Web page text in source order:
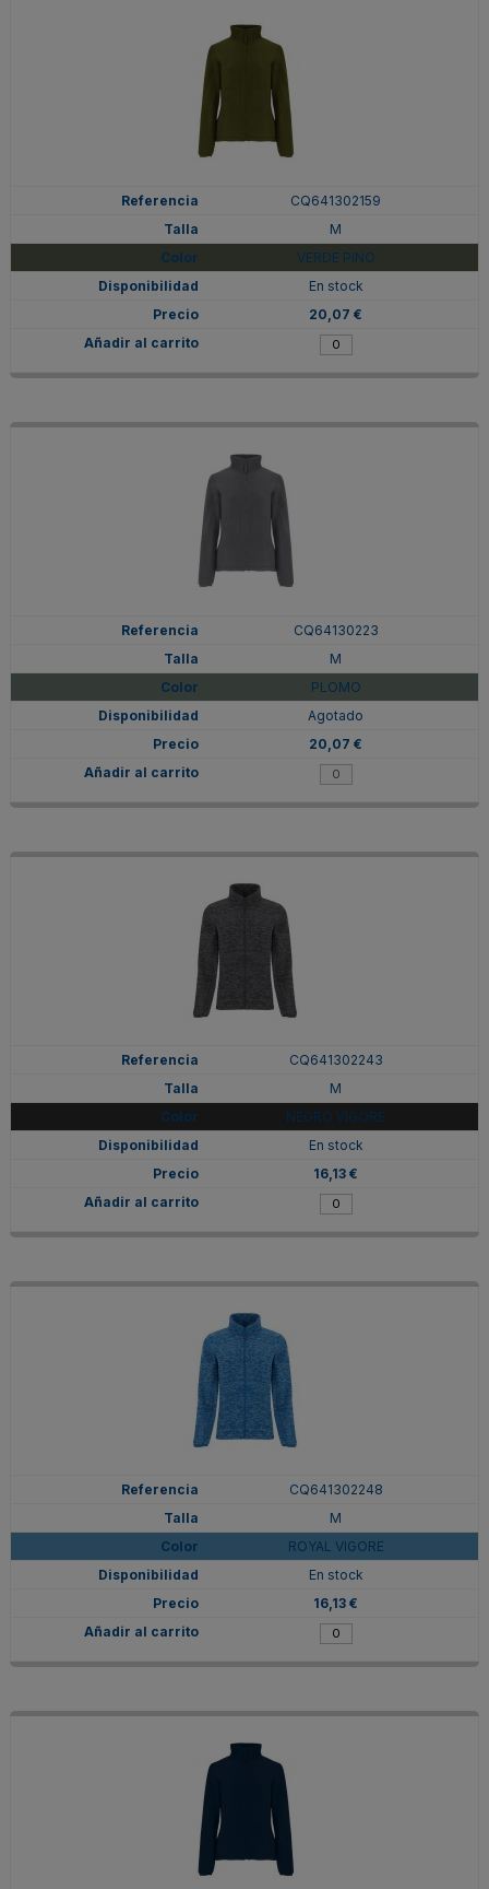
CQ641302159
M
VERDE PINO
En stock
20,07 €
CQ64130223
M
PLOMO
Agotado
20,07 €
CQ641302243
M
NEGRO VIGORE
En stock
16,13 €
CQ641302248
M
ROYAL VIGORE
En stock
16,13 €